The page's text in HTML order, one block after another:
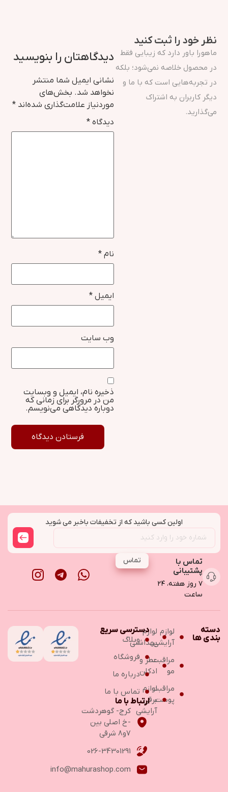
نظر خود را ثبت کنید
ماهورا باور دارد که زیبایی فقط
در محصول خلاصه نمی‌شود؛ بلکه
در تجربه‌هایی است که با ما و
دیگر کاربران به اشتراک
می‌گذارید.
دیدگاهتان را بنویسید
نشانی ایمیل شما منتشر
نخواهد شد. بخش‌های
موردنیاز علامت‌گذاری شده‌اند *
دیدگاه *
نام *
ایمیل *
وب‌ سایت
ذخیره نام، ایمیل و وبسایت
من در مرورگر برای زمانی که
دوباره دیدگاهی می‌نویسم.
اولین کسی باشید که از تخفیفات باخبر می شوید
تماس با
پشتیبانی
۷ روز هفته، ۲۴
ساعت
تماس
دسته
بندی ها
لوازم
آرایشی
مراقبت
مو
مراقبت
پوست
لوازم
بهداشتی
عطر و
ادکلن
لوازم
برقی
آرایشی
دسترسی سریع
وبلاگ
فروشگاه
درباره ما
تماس با ما
ارتباط با ما
کرج- گوهردشت
-خ اصلی بین
۷و۸ شرقی
026-34301291
info@mahurashop.com